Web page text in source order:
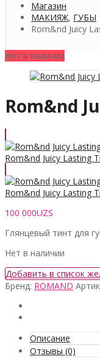
Магазин
МАКИЯЖ, ГУБЫ
Rom&nd Juicy
Нет в наличии
Rom&nd
Rom&nd Juicy Lasting
Rom&nd Juicy Lasting
100 000UZS
Глянцевый тинт для
Нет в наличии
Добавить в список
Бренд: ROMAND
Описание
Отзывы (0)